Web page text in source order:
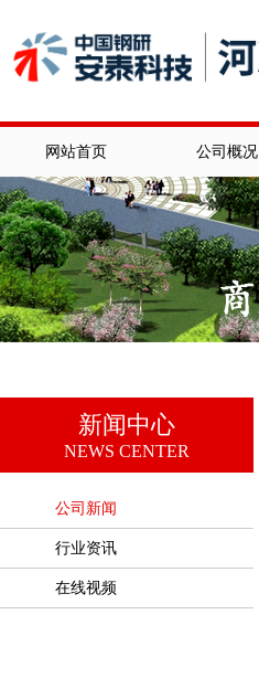
网站首页 公司概况
新闻中心
NEWS CENTER
公司新闻
行业资讯
在线视频